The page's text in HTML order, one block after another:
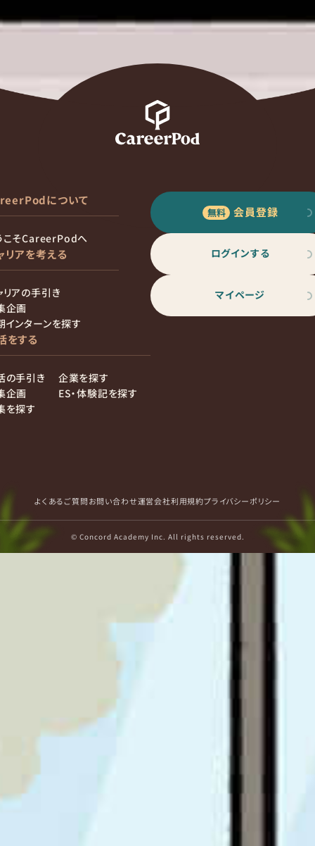
について
こそCareerPodへ
リアを考える
リアの手引き
企画
インターンを探す
をする
の手引き
企画
を探す
企業を探す
ES・体験記を探す
会員登録
ログインする
マイページ
よくあるご質問お問い合わせ運営会社利用規約プライバシーポリシー
© Concord Academy Inc. All rights reserved.